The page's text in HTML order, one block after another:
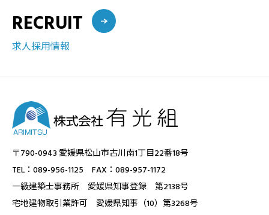
RECRUIT
求人採用情報
〒790-0943 愛媛県松山市古川南1丁目22番18号
TEL：089-956-1125 FAX：089-957-1172
一級建築士事務所 愛媛県知事登録 第2138号
宅地建物取引業許可 愛媛県知事（10）第3268号